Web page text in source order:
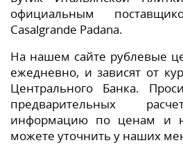
официальным
Casalgrande Padana.
На нашем сайте рублевые
ежедневно, и зависят от
Центрального Банка.
предварительных
информацию по ценам и
можете уточнить у наших